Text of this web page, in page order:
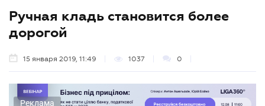
Ручная кладь становится более
дорогой
15 января 2019, 11:49 1037 0
Реклама